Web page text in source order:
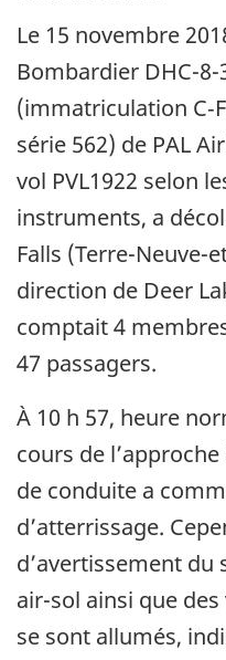
Le 15 novembre
Bombardier DHC-8-
(immatriculation
série 562) de PAL
vol PVL1922 selon
instruments, a
Falls (Terre-Neuve-
direction de Deer
comptait 4
47 passagers.
À 10 h 57, heure
cours de
de conduite a
d’atterrissage.
d’avertissement du
air-sol ainsi que
se sont allumés,